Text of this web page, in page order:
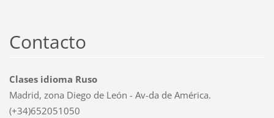
Contacto
Clases idioma Ruso
Madrid, zona Diego de León - Av-da de América.
(+34)652051050